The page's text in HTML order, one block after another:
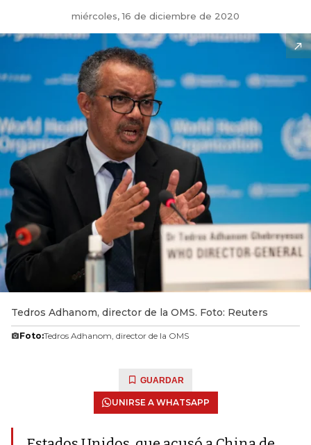
miércoles, 16 de diciembre de 2020
Tedros Adhanom, director de la OMS. Foto: Reuters
Foto:Tedros Adhanom, director de la OMS
GUARDAR
UNIRSE A WHATSAPP